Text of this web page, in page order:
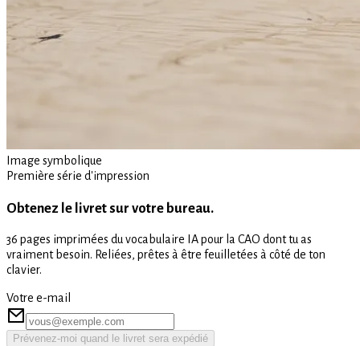
Image symbolique
Première série d'impression
Obtenez le livret sur votre bureau.
36 pages imprimées du vocabulaire IA pour la CAO dont tu as
vraiment besoin. Reliées, prêtes à être feuilletées à côté de ton
clavier.
Votre e-mail
Prévenez-moi quand le livret sera expédié